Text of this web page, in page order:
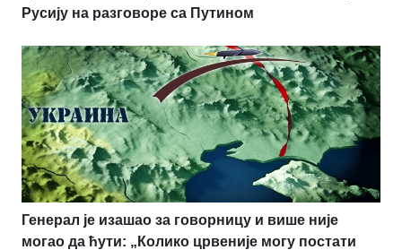
Русију на разговоре са Путином
Генерал је изашао за говорницу и више није
могао да ћути: „Колико црвеније могу постати